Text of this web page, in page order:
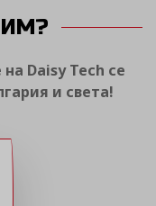
Daisy Tech се
и света!